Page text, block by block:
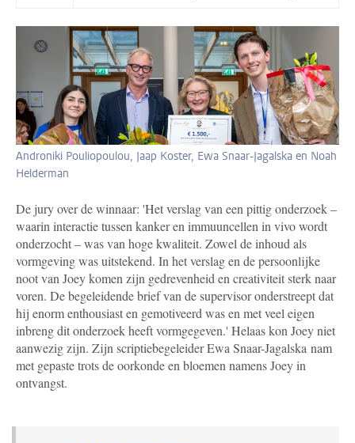
Androniki Pouliopoulou, Jaap Koster, Ewa Snaar-Jagalska en Noah
Helderman
De jury over de winnaar: 'Het verslag van een pittig onderzoek –
waarin interactie tussen kanker en immuuncellen in vivo wordt
onderzocht – was van hoge kwaliteit. Zowel de inhoud als
vormgeving was uitstekend. In het verslag en de persoonlijke
noot van Joey komen zijn gedrevenheid en creativiteit sterk naar
voren. De begeleidende brief van de supervisor onderstreept dat
hij enorm enthousiast en gemotiveerd was en met veel eigen
inbreng dit onderzoek heeft vormgegeven.' Helaas kon Joey niet
aanwezig zijn. Zijn scriptiebegeleider Ewa Snaar-Jagalska nam
met gepaste trots de oorkonde en bloemen namens Joey in
ontvangst.